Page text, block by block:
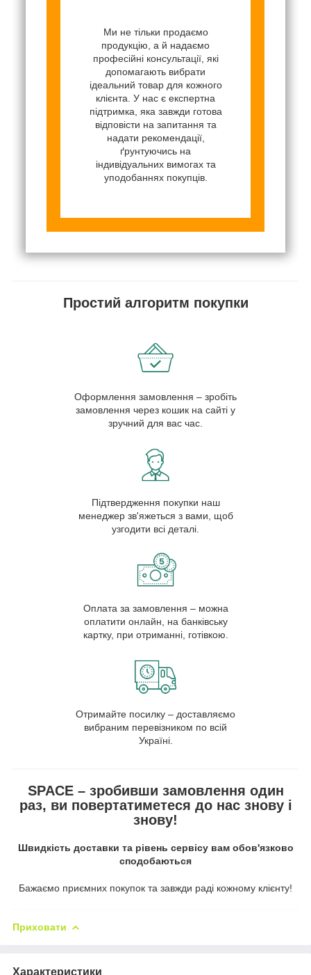
Ми не тільки продаємо
продукцію, а й надаємо
професійні консультації, які
допомагають вибрати
ідеальний товар для кожного
клієнта. У нас є експертна
підтримка, яка завжди готова
відповісти на запитання та
надати рекомендації,
ґрунтуючись на
індивідуальних вимогах та
уподобаннях покупців.
Простий алгоритм покупки
Оформлення замовлення – зробіть
замовлення через кошик на сайті у
зручний для вас час.
Підтвердження покупки наш
менеджер зв'яжеться з вами, щоб
узгодити всі деталі.
Оплата за замовлення – можна
оплатити онлайн, на банківську
картку, при отриманні, готівкою.
Отримайте посилку – доставляємо
вибраним перевізником по всій
Україні.
SPACE – зробивши замовлення один
раз, ви повертатиметеся до нас знову і
знову!
Швидкість доставки та рівень сервісу вам обов'язково
сподобаються
Бажаємо приємних покупок та завжди раді кожному клієнту!
Приховати
Характеристики